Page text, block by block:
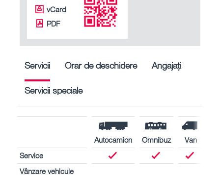
vCard
PDF
Servicii Orar de deschidere Angajați
Servicii speciale
Autocamion Omnibuz
Van
Service
Vânzare vehicule